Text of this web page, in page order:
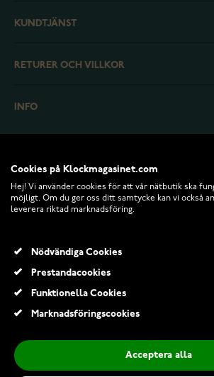
KUNDTJÄNST
RETURER OCH VILLKOR
INFO
© 2026 Klockmagasinet.com
Lägg till i
Cookies på Klockmagasinet.com
Hej! Vi använder cookies för att vår nätbutik ska
möjligt. Om du ger oss ditt samtycke kan vi också
leverera riktad marknadsföring.
Nödvändiga Cookies
Prestandacookies
Funktionella Cookies
Marknadsföringscookies
Acceptera alla